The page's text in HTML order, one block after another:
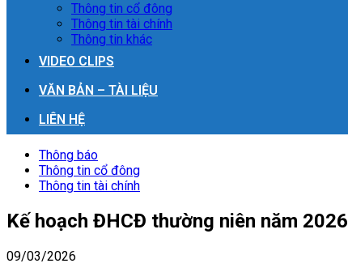
Thông tin cổ đông
Thông tin tài chính
Thông tin khác
VIDEO CLIPS
VĂN BẢN – TÀI LIỆU
LIÊN HỆ
Thông báo
Thông tin cổ đông
Thông tin tài chính
Kế hoạch ĐHCĐ thường niên năm 2026
09/03/2026